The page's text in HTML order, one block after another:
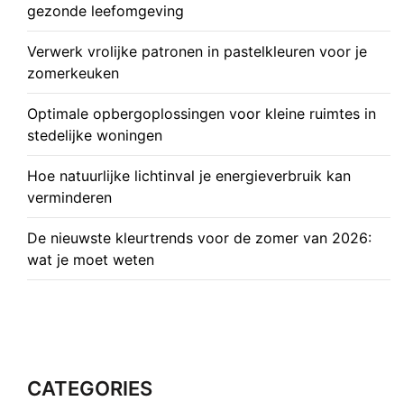
gezonde leefomgeving
Verwerk vrolijke patronen in pastelkleuren voor je
zomerkeuken
Optimale opbergoplossingen voor kleine ruimtes in
stedelijke woningen
Hoe natuurlijke lichtinval je energieverbruik kan
verminderen
De nieuwste kleurtrends voor de zomer van 2026:
wat je moet weten
CATEGORIES